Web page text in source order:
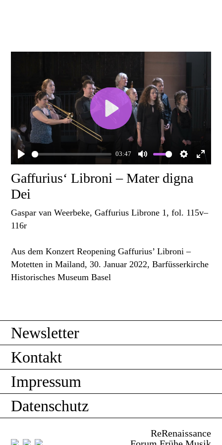
Play
03:47
Mute Settings
Enter
Play
Gaffurius‘ Libroni – Mater digna
Dei
Gaspar van Weerbeke, Gaffurius Librone 1, fol. 115v–
116r
Aus dem Konzert Reopening Gaffurius’ Libroni –
Motetten in Mailand, 30. Januar 2022, Barfüsserkirche
Historisches Museum Basel
Newsletter
Kontakt
Impressum
Datenschutz
ReRenaissance